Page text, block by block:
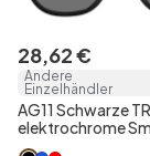
28,62€
Andere
Einzelhändler
AG11 Schwarze
elektrochrome
Sonnenbrille